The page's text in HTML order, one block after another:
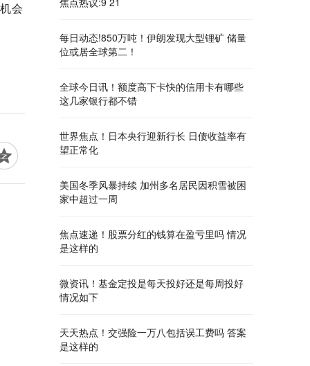
会
每日动态!850万吨！伊朗发现大型锂矿 储量
位或居全球第二！
全球今日讯！额度高下卡快的信用卡有哪些
这几家银行都不错
世界焦点！日本央行迎新行长 日债收益率有
望正常化
美国冬季风暴持续 加州多名居民因积雪被困
家中超过一周
焦点速递！股票分红的钱算在盈亏里吗 情况
是这样的
微资讯！基金定投是每天投好还是每周投好
情况如下
天天热点！交强险一万八包括误工费吗 答案
是这样的